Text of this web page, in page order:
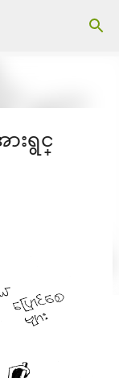
းရွင္